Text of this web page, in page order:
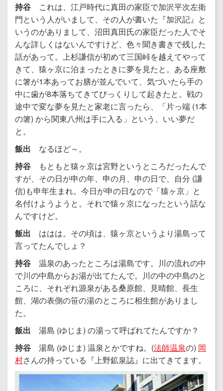
持谷 これは、江戸時代に真田の家臣で加沢平次左衛
門という人がいまして、その人が書いた『加沢記』と
いうのがありまして、沼田真田氏の家臣だった人でそ
んな詳しくはないんですけど、色々聞き書きで残した
話があって。上杉謙信が初めて三国峠を越えてやって
きて、猿ヶ京に泊まったときに夢を見たと。ある座敷
に箸が1本あってお膳が並んでいて、気づいたら手の
中に歯が8本落ちてきてびっくりして起きたと。戦の
途中で変な夢を見たと家老に言ったら、「片っ端 (1本
の箸) から関東八州は手に入る」という、いい夢だ
と。
飯出 なるほど～。
持谷 もともと猿ヶ京は宮野というところだったんで
すが、その日が申の年、申の月、申の日で、自分 (謙
信)も申年生まれ。今日が申の日なので「猿ヶ京」と
名付けようようと。それで猿ヶ京になったという話な
んですけど。
飯出 ははは。その頃は、猿ヶ京というより湯島って
言ってたんでしょ？
持谷 温泉のあったところは湯島です。川の流れの中
で川の中島からお湯が出てたんで。川の中の中島のと
ころに、それぞれ源泉がある桑原館、見晴館、長生
館、湖の表側の笹の湯のところに相生館がありまし
た。
飯出 湯島 (ゆじま) の湯って呼ばれてたんですか？
持谷 湯島 (ゆじま) 温泉とかですね。(法師温泉の) 岡
村さんの持っている『上野鉱泉誌』に出てきてます。